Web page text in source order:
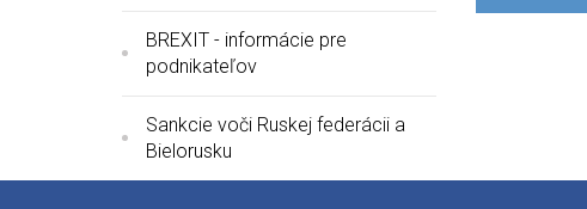
BREXIT - informácie pre
podnikateľov
Sankcie voči Ruskej federácii a
Bielorusku